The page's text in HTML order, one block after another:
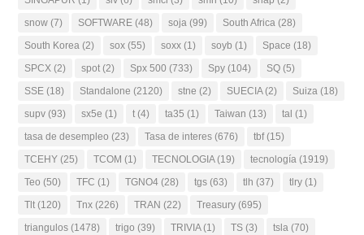
snow (7) SOFTWARE (48) soja (99) South Africa (28)
South Korea (2) sox (55) soxx (1) soyb (1) Space (18)
SPCX (2) spot (2) Spx 500 (733) Spy (104) SQ (5)
SSE (18) Standalone (2120) stne (2) SUECIA(2) Suiza (18)
supv (93) sx5e (1) t (4) ta35 (1) Taiwan (13) tal (1)
tasa de desempleo (23) Tasa de interes (676) tbf(15)
TCEHY (25) TCOM (1) TECNOLOGIA(19) tecnología (1919)
Teo (50) TFC (1) TGNO4 (28) tgs (63) tlh (37) tlry (1)
Tlt (120) Tnx (226) TRAN (22) Treasury (695)
triangulos (1478) trigo (39) TRIVIA(1) TS (3) tsla (70)